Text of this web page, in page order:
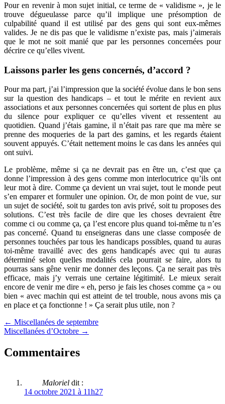
Pour en revenir à mon sujet initial, ce terme de « validisme », je le
trouve dégueulasse parce qu’il implique une présomption de
culpabilité quand il est utilisé par des gens qui sont eux-mêmes
valides. Je ne dis pas que le validisme n’existe pas, mais j’aimerais
que le mot ne soit manié que par les personnes concernées pour
décrire ce qu’elles vivent.
Laissons parler les gens concernés, d’accord ?
Pour ma part, j’ai l’impression que la société évolue dans le bon sens
sur la question des handicaps – et tout le mérite en revient aux
associations et aux personnes concernées qui sortent de plus en plus
du silence pour expliquer ce qu’elles vivent et ressentent au
quotidien. Quand j’étais gamine, il n’était pas rare que ma mère se
prenne des moqueries de la part des gamins, et les regards étaient
souvent appuyés. C’était nettement moins le cas dans les années qui
ont suivi.
Le problème, même si ça ne devrait pas en être un, c’est que ça
donne l’impression à des gens comme mon interlocutrice qu’ils ont
leur mot à dire. Comme ça devient un vrai sujet, tout le monde peut
s’en emparer et formuler une opinion. Or, de mon point de vue, sur
un sujet de société, soit tu gardes ton avis privé, soit tu proposes des
solutions. C’est très facile de dire que les choses devraient être
comme ci ou comme ça, ça l’est encore plus quand toi-même tu n’es
pas concerné. Quand tu enseigneras dans une classe composée de
personnes touchées par tous les handicaps possibles, quand tu auras
toi-même travaillé avec des gens handicapés avec qui tu auras
déterminé selon quelles modalités cela pourrait se faire, alors tu
pourras sans gêne venir me donner des leçons. Ça ne serait pas très
efficace, mais j’y verrais une certaine légitimité. Le mieux serait
encore de venir me dire « eh, perso je fais les choses comme ça » ou
bien « avec machin qui est atteint de tel trouble, nous avons mis ça
en place et ça fonctionne ! » Ça serait plus utile, non ?
← Miscellanées de septembre
Miscellanées d’Octobre →
Commentaires
Maloriel dit :
14 octobre 2021 à 11h27